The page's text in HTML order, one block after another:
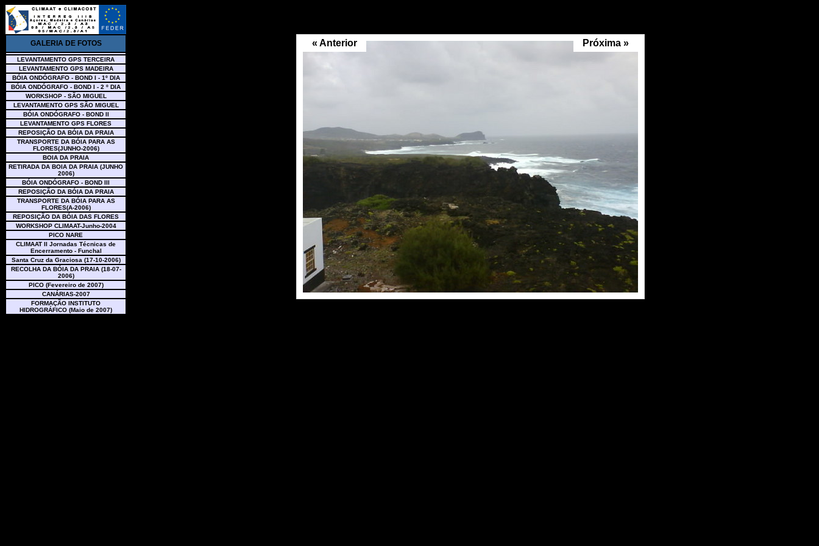
GALERIA DE FOTOS
LEVANTAMENTO GPS TERCEIRA
LEVANTAMENTO GPS MADEIRA
BÓIA ONDÓGRAFO - BOND I - 1º DIA
BÓIA ONDÓGRAFO - BOND I - 2 º DIA
WORKSHOP - SÃO MIGUEL
LEVANTAMENTO GPS SÃO MIGUEL
BÓIA ONDÓGRAFO - BOND II
LEVANTAMENTO GPS FLORES
REPOSIÇÃO DA BÓIA DA PRAIA
TRANSPORTE DA BÓIA PARA AS
FLORES(JUNHO-2006)
BOIA DA PRAIA
RETIRADA DA BOIA DA PRAIA (JUNHO
2006)
BÓIA ONDÓGRAFO - BOND III
REPOSIÇÃO DA BÓIA DA PRAIA
TRANSPORTE DA BÓIA PARA AS
FLORES(A-2006)
REPOSIÇÃO DA BÓIA DAS FLORES
WORKSHOP CLIMAAT-Junho-2004
PICO NARE
CLIMAAT II Jornadas Técnicas de
Encerramento - Funchal
Santa Cruz da Graciosa (17-10-2006)
RECOLHA DA BÓIA DA PRAIA (18-07-
2006)
PICO (Fevereiro de 2007)
CANÁRIAS-2007
FORMAÇÃO INSTITUTO
HIDROGRÁFICO (Maio de 2007)
« Anterior Próxima »